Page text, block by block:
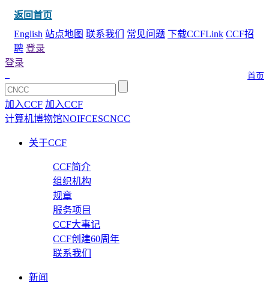
返回首页
English 站点地图 联系我们 常见问题 下载CCFLink CCF招
聘 登录
首页
登录
加入CCF 加入CCF
计算机博物馆NOIFCESCNCC
关于CCF
CCF简介
组织机构
规章
服务项目
CCF大事记
CCF创建60周年
联系我们
新闻